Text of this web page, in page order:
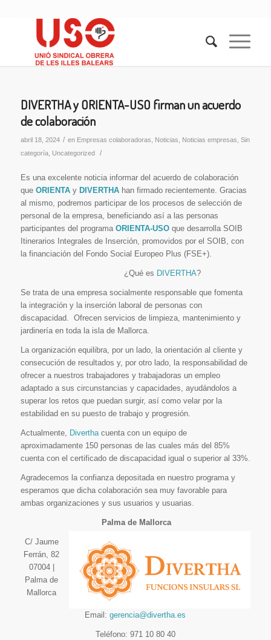
DIVERTHA y ORIENTA-USO firman un acuerdo
de colaboración
abril 18, 2024 / en Empresas colaboradoras Noticias Noticias empresas Sin
categoría, Uncategorized /
Es una excelente noticia informar del acuerdo de colaboración
que ORIENTAyDIVERTHAhan firmado recientemente. Gracias
al mismo, podremos participar de los procesos de selección de
personal de la empresa, beneficiando así a las personas
participantes del programa ORIENTA-USOque desarrolla SOIB
Itinerarios Integrales de Inserción, promovidos por el SOIB, con
la financiación del Fondo Social Europeo Plus (FSE+).
¿Qué es DIVERTHA?
Se trata de una empresa socialmente responsable que fomenta
la integración y la inserción laboral de personas con
discapacidad. Ofrecen servicios de limpieza, mantenimiento y
jardinería en toda la isla de Mallorca.
La organización equilibra, por un lado, la orientación al cliente y
consecución de resultados y, por otro lado, la responsabilidad de
ofrecer a nuestros trabajadores y trabajadoras un empleo
adaptado a sus circunstancias y capacidades, ayudándolos a
superar los retos que puedan surgir, así como velar por la
estabilidad en su puesto de trabajo y progresión.
Actualmente, Diverthacuenta con un equipo de
aproximadamente 150 personas de las cuales más del 85%
cuenta con el certificado de discapacidad igual o superior al 33%.
Agradecemos la confianza depositada en nuestro programa y
esperamos que dicha colaboración sea muy favorable para
ambas organizaciones y sus usuarios y usuarias.
Palma de Mallorca
C/ Jaume
Ferrán, 82
07004 |
Palma de
Mallorca
Email:gerencia@divertha.es
Teléfono: 971 10 80 40